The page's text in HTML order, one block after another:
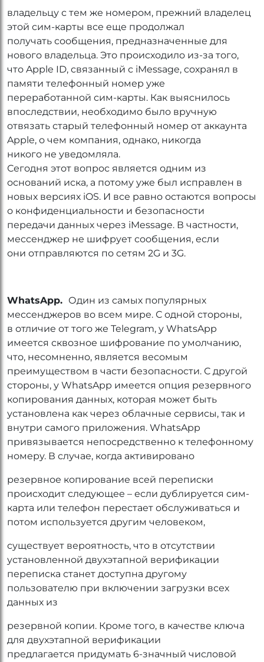
владельцу с тем же номером, прежний владелец
этой сим-карты все еще продолжал
получать сообщения, предназначенные для
нового владельца. Это происходило из-за того,
что Apple ID, связанный с iMessage, сохранял в
памяти телефонный номер уже
переработанной сим-карты. Как выяснилось
впоследствии, необходимо было вручную
отвязать старый телефонный номер от аккаунта
Apple, о чем компания, однако, никогда
никого не уведомляла.
Сегодня этот вопрос является одним из
оснований иска, а потому уже был исправлен в
новых версиях iOS. И все равно остаются вопросы
о конфиденциальности и безопасности
передачи данных через iMessage. В частности,
мессенджер не шифрует сообщения, если
они отправляются по сетям 2G и 3G.
WhatsApp. Один из самых популярных
мессенджеров во всем мире. С одной стороны,
в отличие от того же Telegram, у WhatsApp
имеется сквозное шифрование по умолчанию,
что, несомненно, является весомым
преимуществом в части безопасности. С другой
стороны, у WhatsApp имеется опция резервного
копирования данных, которая может быть
установлена как через облачные сервисы, так и
внутри самого приложения. WhatsApp
привязывается непосредственно к телефонному
номеру. В случае, когда активировано
резервное копирование всей переписки
происходит следующее – если дублируется сим-
карта или телефон перестает обслуживаться и
потом используется другим человеком,
существует вероятность, что в отсутствии
установленной двухэтапной верификации
переписка станет доступна другому
пользователю при включении загрузки всех
данных из
резервной копии. Кроме того, в качестве ключа
для двухэтапной верификации
предлагается придумать 6-значный числовой